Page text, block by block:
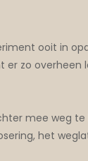
ooit in
er zo
mee weg
het